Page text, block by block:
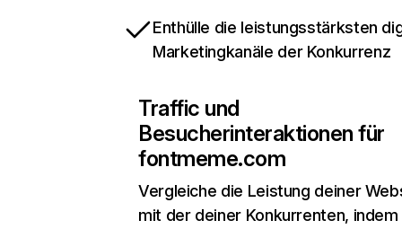
Enthülle die leistungsstärksten
Marketingkanäle der Konkurrenz
Traffic und
Besucherinteraktionen für
fontmeme.com
Vergleiche die Leistung deiner
mit der deiner Konkurrenten, indem